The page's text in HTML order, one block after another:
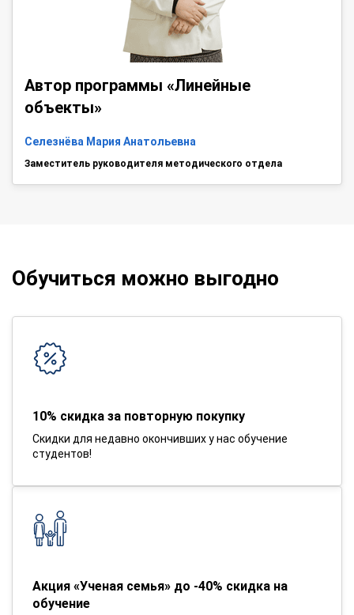
Автор программы «Линейные
объекты»
Селезнёва Мария Анатольевна
Заместитель руководителя методического отдела
Обучиться можно выгодно
10% скидка за повторную покупку
Скидки для недавно окончивших у нас обучение
студентов!
Акция «Ученая семья» до -40% скидка на
обучение